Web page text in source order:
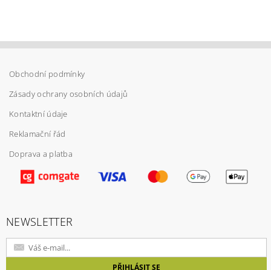
Vložením hodnocení souhlasíte spodmínkami
ochrany osobních údajů
Obchodní podmínky
Zásady ochrany osobních údajů
Kontaktní údaje
Reklamační řád
Doprava a platba
NEWSLETTER